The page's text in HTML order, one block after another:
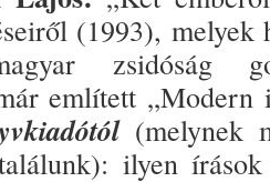
(1993),
zsidóság
említett „Modern
(melynek
ilyen